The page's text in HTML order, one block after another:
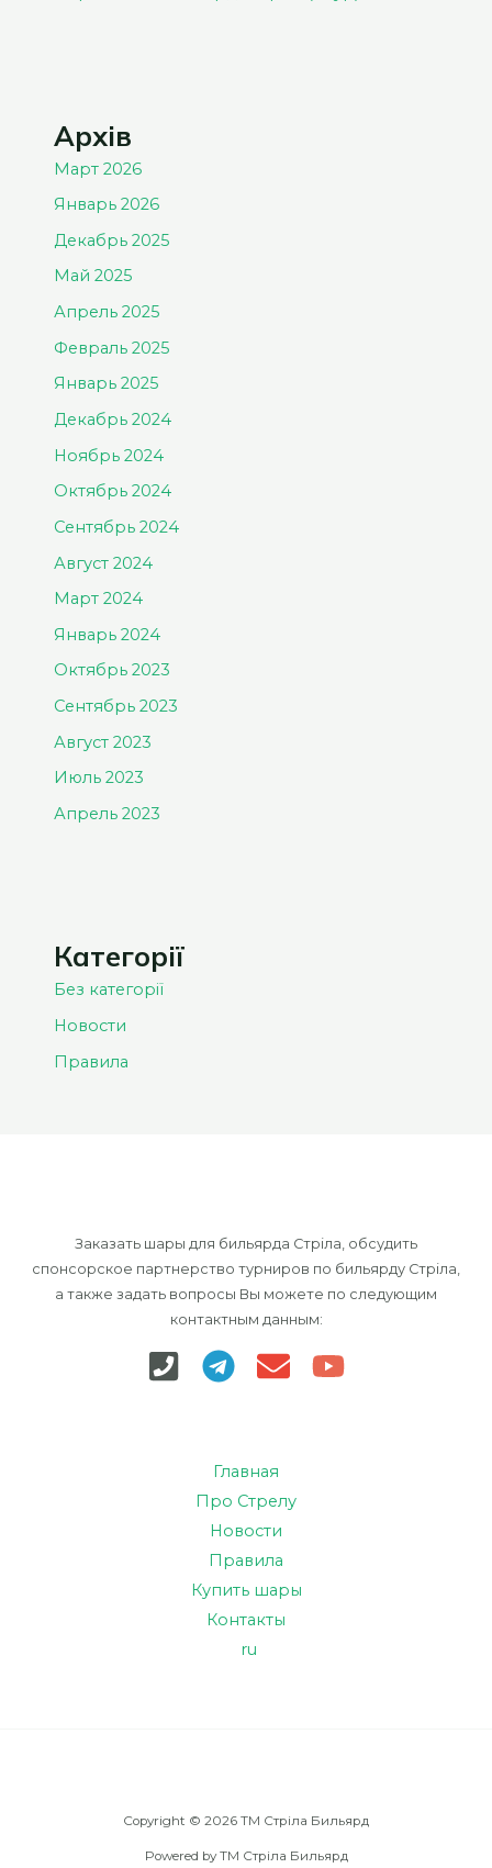
Архів
Март 2026
Январь 2026
Декабрь 2025
Май 2025
Апрель 2025
Февраль 2025
Январь 2025
Декабрь 2024
Ноябрь 2024
Октябрь 2024
Сентябрь 2024
Август 2024
Март 2024
Январь 2024
Октябрь 2023
Сентябрь 2023
Август 2023
Июль 2023
Апрель 2023
Категорії
Без категорії
Новости
Правила
Заказать шары для бильярда Стріла, обсудить
спонсорское партнерство турниров по бильярду Стріла,
а также задать вопросы Вы можете по следующим
контактным данным:
Главная
Про Стрелу
Новости
Правила
Купить шары
Контакты
ru
Copyright © 2026 TM Стріла Бильярд
Powered by TM Стріла Бильярд